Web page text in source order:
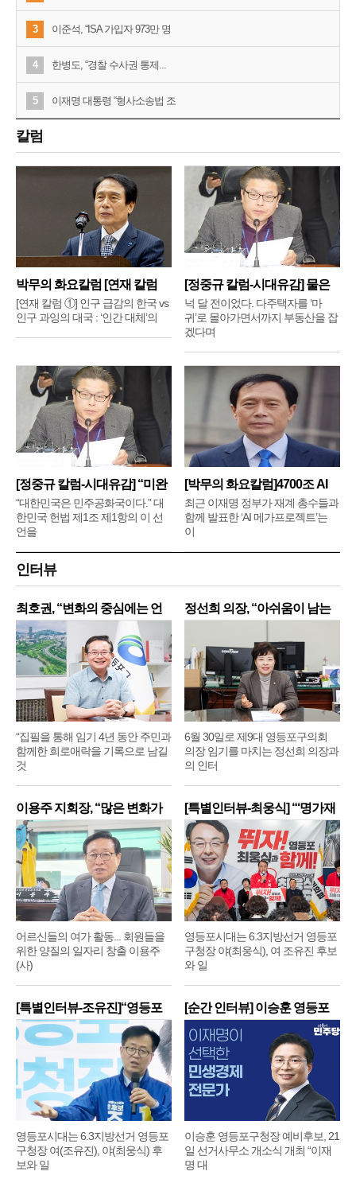
3 이준석, “ISA 가입자 973만 명
4 한병도, “경찰 수사권 통제...
5 이재명 대통령 “형사소송법 조
칼럼
박무의 화요칼럼 [연재 칼럼
①]
[연재 칼럼 ①] 인구 급감의 한국 vs
인구 과잉의 대국 : ‘인간 대체’의
[정중규 칼럼-시대유감] 물은
배
넉 달 전이었다. 다주택자를 ‘마
귀’로 몰아가면서까지 부동산을 잡
겠다며
[정중규 칼럼-시대유감] “미완
“대한민국은 민주공화국이다.” 대
한민국 헌법 제1조 제1항의 이 선
언을
[박무의 화요칼럼]4700조 AI
메
최근 이재명 정부가 재계 총수들과
함께 발표한 ‘AI 메가프로젝트’는
이
인터뷰
최호권, “변화의 중심에는 언
제
“집필을 통해 임기 4년 동안 주민과
함께한 희로애락을 기록으로 남길
것
정선희 의장, “아쉬움이 남는
6월 30일로 제9대 영등포구의회
의장 임기를 마치는 정선희 의장과
의 인터
이용주 지회장, “많은 변화가
어르신들의 여가 활동... 회원들을
위한 양질의 일자리 창출 이용주
(사)
[특별인터뷰-최웅식] “‘명가재
영등포시대는 6.3지방선거 영등포
구청장 야(최웅식), 여 조유진 후보
와 일
[특별인터뷰-조유진]“영등포
구
영등포시대는 6.3지방선거 영등포
구청장 여(조유진), 야(최웅식) 후
보와 일
[순간 인터뷰] 이승훈 영등포
구
이승훈 영등포구청장 예비후보, 21
일 선거사무소 개소식 개최 “이재
명 대